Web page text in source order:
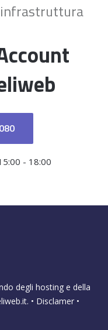
- 18:00
degli hosting e della
. • Disclamer •